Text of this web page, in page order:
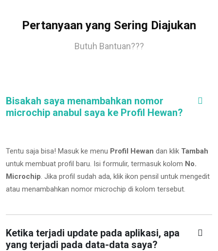
Pertanyaan yang Sering Diajukan
Butuh Bantuan???
Bisakah saya menambahkan nomor
microchip anabul saya ke Profil Hewan?
Tentu saja bisa! Masuk ke menu Profil Hewan dan klik Tambah
untuk membuat profil baru. Isi formulir, termasuk kolom No.
Microchip. Jika profil sudah ada, klik ikon pensil untuk mengedit
atau menambahkan nomor microchip di kolom tersebut.
Ketika terjadi update pada aplikasi, apa
yang terjadi pada data-data saya?